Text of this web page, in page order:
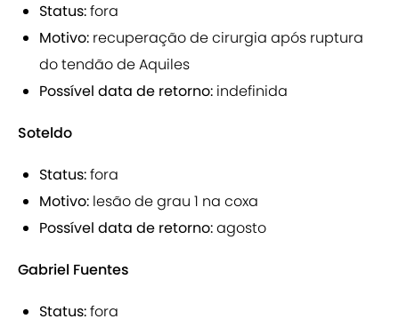
Status:fora
Motivo: recuperação de cirurgia após ruptura
do tendão de Aquiles
Possível data de retorno: indefinida
Soteldo
Status:fora
Motivo: lesão de grau 1 na coxa
Possível data de retorno:agosto
Gabriel Fuentes
Status:fora